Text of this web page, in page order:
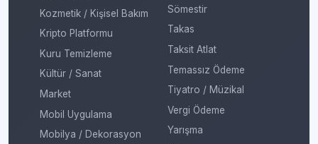
Kozmetik / Kişisel Bakım
Kripto Platformu
Kuru Temizleme
Kültür / Sanat
Market
Mobil Uygulama
Mobilya / Dekorasyon
Sömestir
Takas
Taksit Atlat
Temassız Ödeme
Tiyatro / Müzikal
Vergi Ödeme
Yarışma